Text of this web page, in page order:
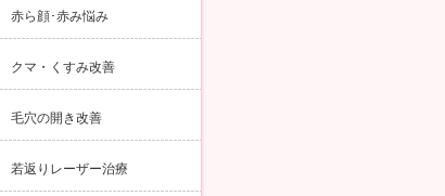
赤ら顔･赤み悩み
クマ・くすみ改善
毛穴の開き改善
若返りレーザー治療